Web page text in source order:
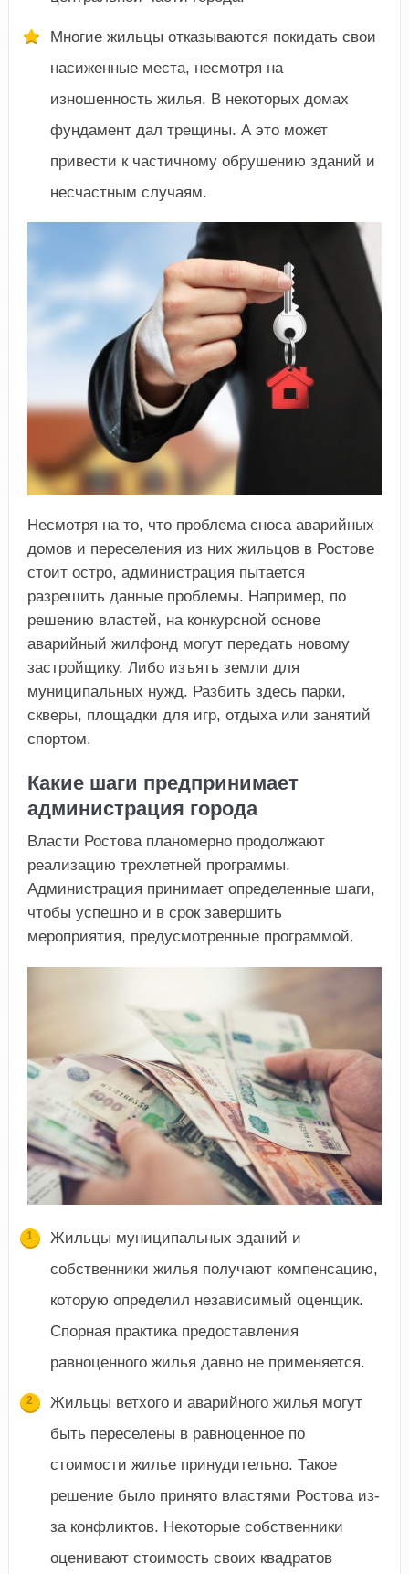
Многие жильцы отказываются покидать свои
насиженные места, несмотря на
изношенность жилья. В некоторых домах
фундамент дал трещины. А это может
привести к частичному обрушению зданий и
несчастным случаям.
Несмотря на то, что проблема сноса аварийных
домов и переселения из них жильцов в Ростове
стоит остро, администрация пытается
разрешить данные проблемы. Например, по
решению властей, на конкурсной основе
аварийный жилфонд могут передать новому
застройщику. Либо изъять земли для
муниципальных нужд. Разбить здесь парки,
скверы, площадки для игр, отдыха или занятий
спортом.
Какие шаги предпринимает
администрация города
Власти Ростова планомерно продолжают
реализацию трехлетней программы.
Администрация принимает определенные шаги,
чтобы успешно и в срок завершить
мероприятия, предусмотренные программой.
Жильцы муниципальных зданий и
собственники жилья получают компенсацию,
которую определил независимый оценщик.
Спорная практика предоставления
равноценного жилья давно не применяется.
Жильцы ветхого и аварийного жилья могут
быть переселены в равноценное по
стоимости жилье принудительно. Такое
решение было принято властями Ростова из-
за конфликтов. Некоторые собственники
оценивают стоимость своих квадратов